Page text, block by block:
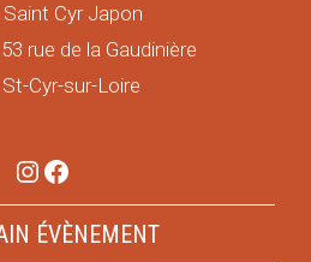
Cyr Japon
rue de la Gaudinière
Cyr-sur-Loire
InstagramFacebook
ÉVÈNEMENT